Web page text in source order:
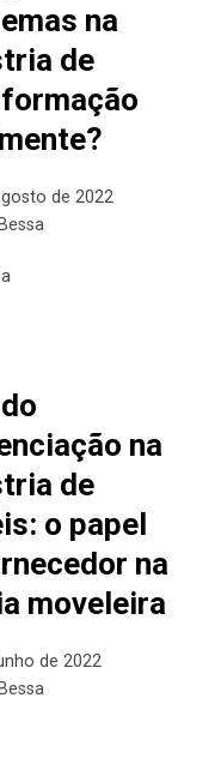
na
de
de 2022
na
de
o papel
na
moveleira
de 2022